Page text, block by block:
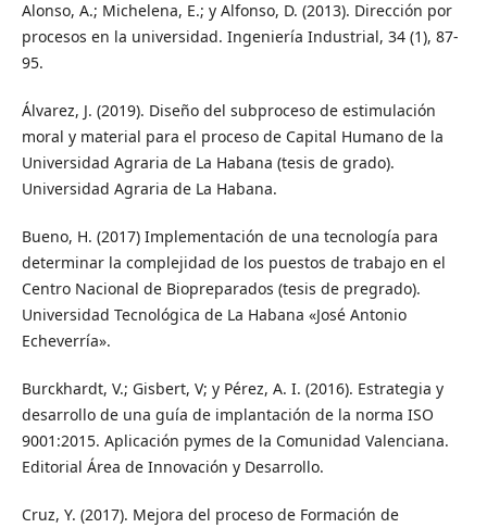
Alonso, A.; Michelena, E.; y Alfonso, D. (2013). Dirección por
procesos en la universidad. Ingeniería Industrial, 34 (1), 87-
95.
Álvarez, J. (2019). Diseño del subproceso de estimulación
moral y material para el proceso de Capital Humano de la
Universidad Agraria de La Habana (tesis de grado).
Universidad Agraria de La Habana.
Bueno, H. (2017) Implementación de una tecnología para
determinar la complejidad de los puestos de trabajo en el
Centro Nacional de Biopreparados (tesis de pregrado).
Universidad Tecnológica de La Habana «José Antonio
Echeverría».
Burckhardt, V.; Gisbert, V; y Pérez, A. I. (2016). Estrategia y
desarrollo de una guía de implantación de la norma ISO
9001:2015. Aplicación pymes de la Comunidad Valenciana.
Editorial Área de Innovación y Desarrollo.
Cruz, Y. (2017). Mejora del proceso de Formación de